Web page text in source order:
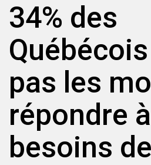
34% des
Québécois
pas les
répondre
besoins